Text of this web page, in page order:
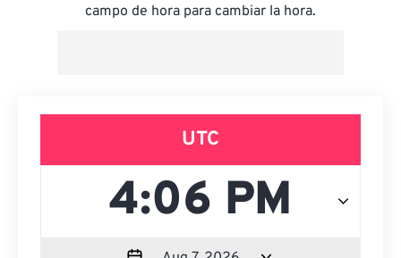
campo de hora para cambiar la hora.
UTC